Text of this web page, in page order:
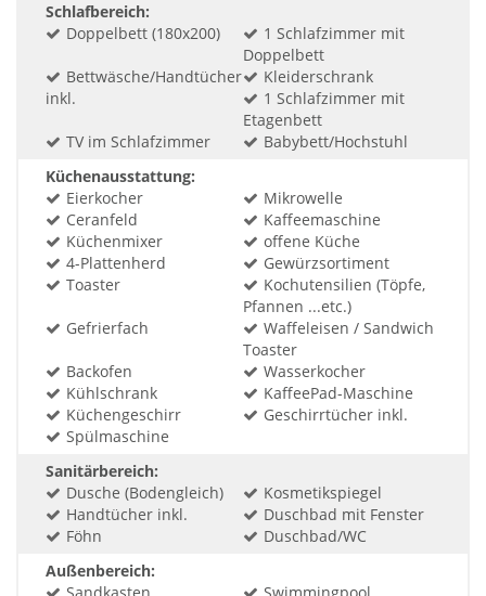
Schlafbereich:
Doppelbett (180x200)
1 Schlafzimmer mit
Doppelbett
Bettwäsche/Handtücher
inkl.
Kleiderschrank
1 Schlafzimmer mit
Etagenbett
TV im Schlafzimmer
Babybett/Hochstuhl
Küchenausstattung:
Eierkocher
Mikrowelle
Ceranfeld
Kaffeemaschine
Küchenmixer
offene Küche
4-Plattenherd
Gewürzsortiment
Toaster
Kochutensilien (Töpfe,
Pfannen ...etc.)
Gefrierfach
Waffeleisen / Sandwich
Toaster
Backofen
Wasserkocher
Kühlschrank
KaffeePad-Maschine
Küchengeschirr
Geschirrtücher inkl.
Spülmaschine
Sanitärbereich:
Dusche (Bodengleich)
Kosmetikspiegel
Handtücher inkl.
Duschbad mit Fenster
Föhn
Duschbad/WC
Außenbereich: